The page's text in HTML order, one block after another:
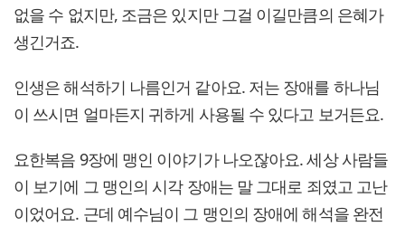
없을 수 없지만, 조금은 있지만 그걸 이길만큼의 은혜가
생긴거죠.
인생은 해석하기 나름인거 같아요. 저는 장애를 하나님
이 쓰시면 얼마든지 귀하게 사용될 수 있다고 보거든요.
요한복음 9장에 맹인 이야기가 나오잖아요. 세상 사람들
이 보기에 그 맹인의 시각 장애는 말 그대로 죄였고 고난
이었어요. 근데 예수님이 그 맹인의 장애에 해석을 완전